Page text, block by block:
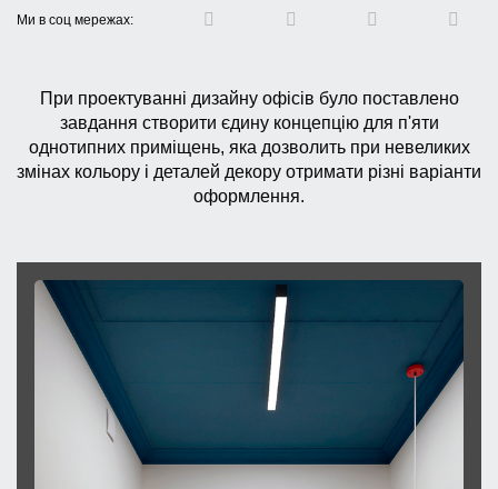
Ми в соц мережах:
При проектуванні дизайну офісів було поставлено
завдання створити єдину концепцію для п'яти
однотипних приміщень, яка дозволить при невеликих
змінах кольору і деталей декору отримати різні варіанти
оформлення.